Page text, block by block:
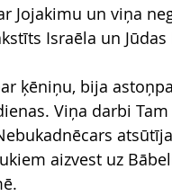
Jojakimu un viņa
Israēla un
ķēniņu, bija
Viņa darbi
aizvest uz